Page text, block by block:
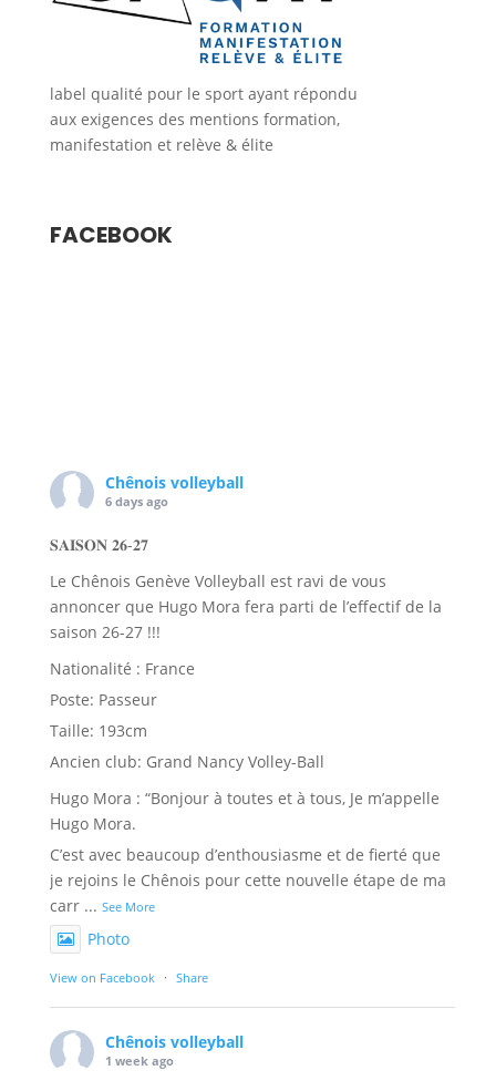
label qualité pour le sport ayant répondu
aux exigences des mentions formation,
manifestation et relève & élite
FACEBOOK
Chênois volleyball
6 days ago
𝐒𝐀𝐈𝐒𝐎𝐍 𝟐𝟔-𝟐𝟕
Le Chênois Genève Volleyball est ravi de vous
annoncer que Hugo Mora fera parti de l’effectif de la
saison 26-27 !!!
Nationalité : France
Poste: Passeur
Taille: 193cm
Ancien club: Grand Nancy Volley-Ball
Hugo Mora : “Bonjour à toutes et à tous, Je m’appelle
Hugo Mora.
C’est avec beaucoup d’enthousiasme et de fierté que
je rejoins le Chênois pour cette nouvelle étape de ma
carr ... See More
Photo
View on Facebook · Share
Chênois volleyball
1 week ago